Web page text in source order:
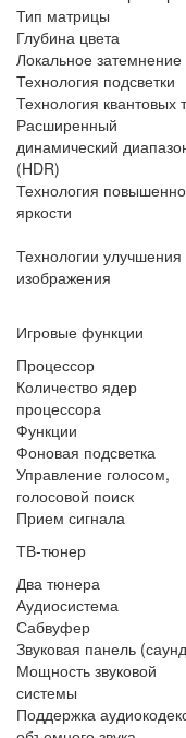
Тип матрицы
Глубина цвета
Локальное затемнение
Технология подсветки
Технология квантовых
Расширенный
динамический
(HDR)
Технология
яркости
Технологии улучшения
изображения
Игровые функции
Процессор
Количество ядер
процессора
Функции
Фоновая подсветка
Управление голосом,
голосовой поиск
Прием сигнала
ТВ-тюнер
Два тюнера
Аудиосистема
Сабвуфер
Звуковая панель
Мощность звуковой
системы
Поддержка